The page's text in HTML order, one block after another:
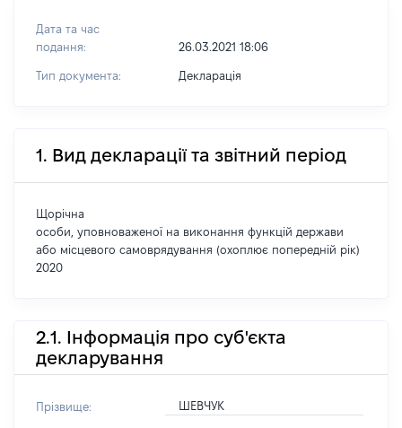
Дата та час
подання:
26.03.2021 18:06
Тип документа: Декларація
1. Вид декларації та звітний період
Щорічна
особи, уповноваженої на виконання функцій держави
або місцевого самоврядування (охоплює попередній рік)
2020
2.1. Інформація про суб'єкта
декларування
Прізвище: ШЕВЧУК